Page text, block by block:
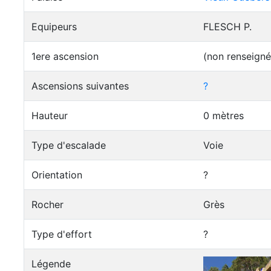
Equipeurs FLESCH P.
1ere ascension (non
Ascensions suivantes ?
Hauteur 0 mètres
Type d'escalade Voie
Orientation ?
Rocher Grès
Type d'effort ?
Légende